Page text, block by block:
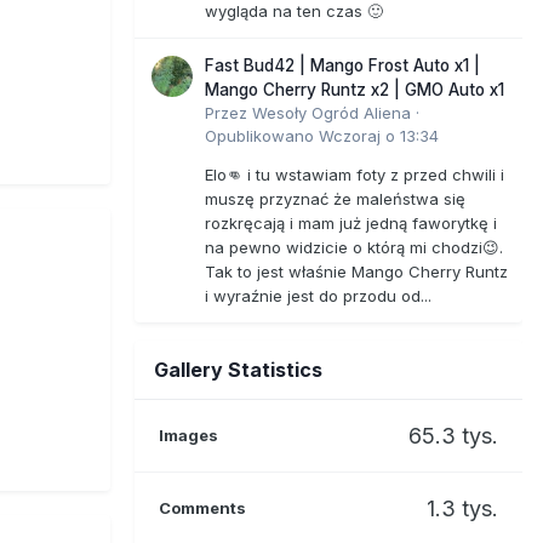
wygląda na ten czas 🙂
Fast Bud42 | Mango Frost Auto x1 |
Mango Cherry Runtz x2 | GMO Auto x1
Przez Wesoły Ogród Aliena ·
Opublikowano Wczoraj o 13:34
Elo👊 i tu wstawiam foty z przed chwili i
muszę przyznać że maleństwa się
rozkręcają i mam już jedną faworytkę i
na pewno widzicie o którą mi chodzi😉.
Tak to jest właśnie Mango Cherry Runtz
i wyraźnie jest do przodu od...
Gallery Statistics
Images 65.3 tys.
Comments 1.3 tys.